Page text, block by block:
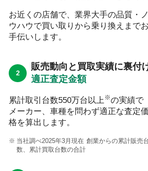
お近くの店舗で、業界大手の品質・ノ
ウハウで買い取りから乗り換えまでお
手伝いします。
販売動向と買取実績に裏付
適正査定金額
累計取引台数550万台以上 ※の実績で
メーカー、車種を問わず適正な査定価
格を算出します。
当社調べ2025年3月現在 創業からの累計販売
数、累計買取台数の合計